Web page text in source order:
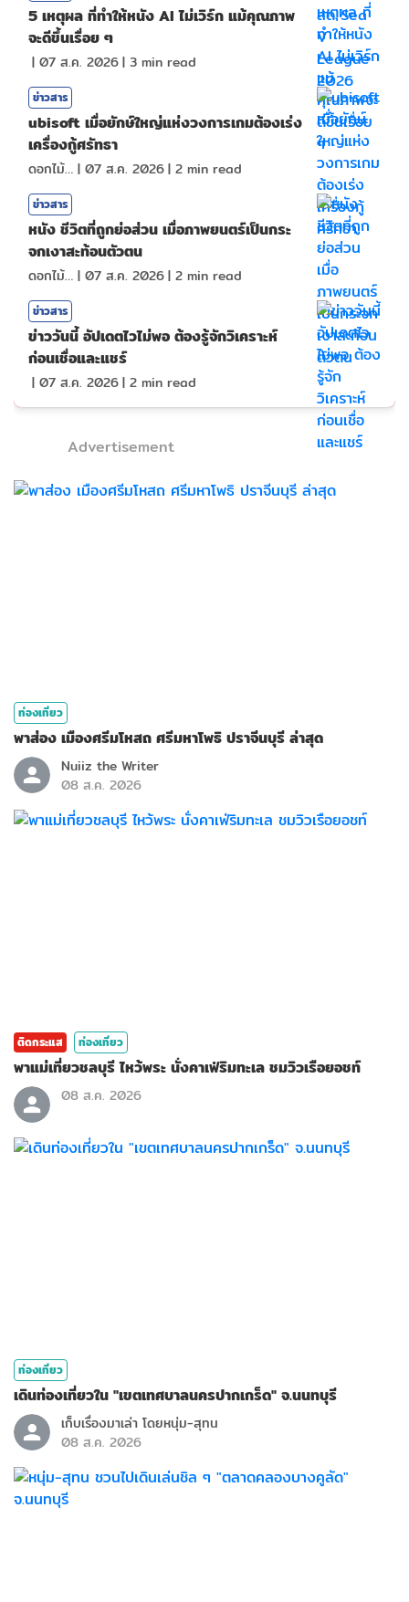
5 เหตุผล ที่ทำให้หนัง AI ไม่เวิร์ก แม้คุณภาพ
จะดีขึ้นเรื่อย ๆ
| 07 ส.ค. 2026| 3 min read
ข่าวสาร
ubisoft เมื่อยักษ์ใหญ่แห่งวงการเกมต้องเร่ง
เครื่องกู้ศรัทธา
ดอกไม้กับสายน้ำ | 07 ส.ค. 2026| 2 min read
ข่าวสาร
หนัง ชีวิตที่ถูกย่อส่วน เมื่อภาพยนตร์เป็นกระ
จกเงาสะท้อนตัวตน
ดอกไม้กับสายน้ำ | 07 ส.ค. 2026| 2 min read
ข่าวสาร
ข่าววันนี้ อัปเดตไวไม่พอ ต้องรู้จักวิเคราะห์
ก่อนเชื่อและแชร์
| 07 ส.ค. 2026| 2 min read
Advertisement
ท่องเที่ยว
พาส่อง เมืองศรีมโหสถ ศรีมหาโพธิ ปราจีนบุรี ล่าสุด
Nuiiz ​the​ Writer​
08 ส.ค. 2026
ติดกระแส ท่องเที่ยว
พาแม่เที่ยวชลบุรี ไหว้พระ นั่งคาเฟ่ริมทะเล ชมวิวเรือยอชท์
08 ส.ค. 2026
ท่องเที่ยว
เดินท่องเที่ยวใน "เขตเทศบาลนครปากเกร็ด" จ.นนทบุรี
เก็บเรื่องมาเล่า โดยหนุ่ม-สุทน
08 ส.ค. 2026